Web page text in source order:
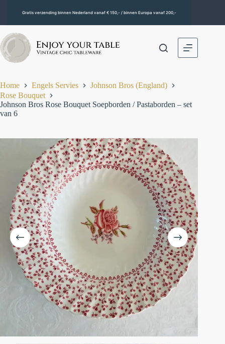
Gratis verzending binnen Nederland vanaf € 150,- / binnen Europa vanaf 200,-
Home Engels Servies
Johnson Bros (England)
Rose Bouquet
Johnson Bros Rose Bouquet Soepborden / Pastaborden – set
van 6